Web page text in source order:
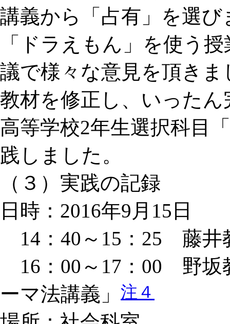
講義から「占有」を選
「ドラえもん」を使う
議で様々な意見を頂き
教材を修正し、いった
高等学校2年生選択科目
践しました。
（３）実践の記録
日時：2016年9月15日
14：40～15：25 藤井
16：00～17：00 野坂
ーマ法講義」 注４